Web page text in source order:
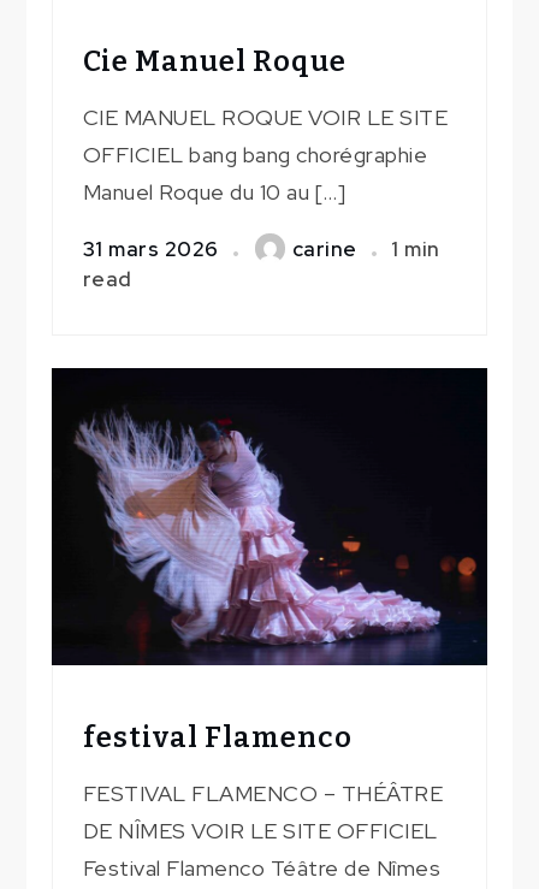
Cie Manuel Roque
CIE MANUEL ROQUE VOIR LE SITE
OFFICIEL bang bang chorégraphie
Manuel Roque du 10 au […]
31 mars 2026 carine
1 min
read
festival Flamenco
FESTIVAL FLAMENCO – THÉÂTRE
DE NÎMES VOIR LE SITE OFFICIEL
Festival Flamenco Téâtre de Nîmes